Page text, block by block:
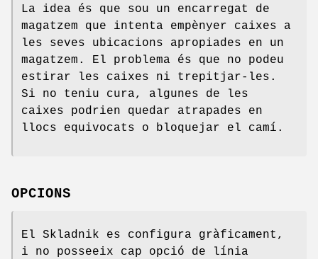
La idea és que sou un encarregat de
magatzem que intenta empènyer caixes a
les seves ubicacions apropiades en un
magatzem. El problema és que no podeu
estirar les caixes ni trepitjar-les.
Si no teniu cura, algunes de les
caixes podrien quedar atrapades en
llocs equivocats o bloquejar el camí.
OPCIONS
El Skladnik es configura gràficament,
i no posseeix cap opció de línia